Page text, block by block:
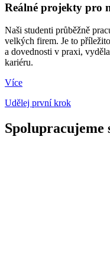
Reálné projekty pro
Naši studenti průběžně
velkých firem. Je to
a dovednosti v praxi,
kariéru.
Více
Udělej první krok